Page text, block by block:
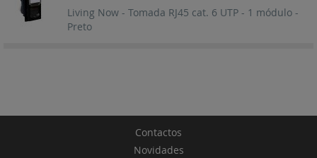
Living Now - Tomada RJ45 cat. 6 UTP - 1 módulo -
Preto
Contactos
Novidades